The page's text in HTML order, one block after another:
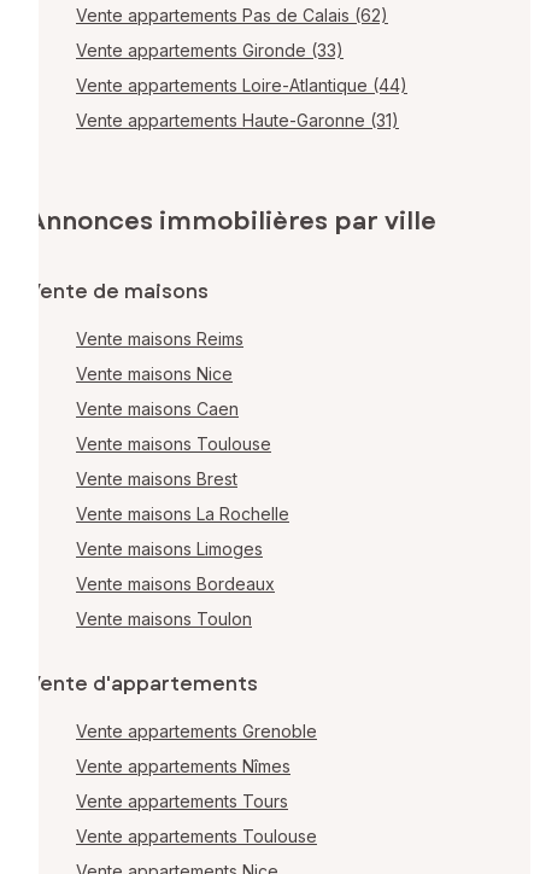
Vente appartements Pas de Calais (62)
Vente appartements Gironde (33)
Vente appartements Loire-Atlantique (44)
Vente appartements Haute-Garonne (31)
Annonces immobilières par ville
Vente de maisons
Vente maisons Reims
Vente maisons Nice
Vente maisons Caen
Vente maisons Toulouse
Vente maisons Brest
Vente maisons La Rochelle
Vente maisons Limoges
Vente maisons Bordeaux
Vente maisons Toulon
Vente d'appartements
Vente appartements Grenoble
Vente appartements Nîmes
Vente appartements Tours
Vente appartements Toulouse